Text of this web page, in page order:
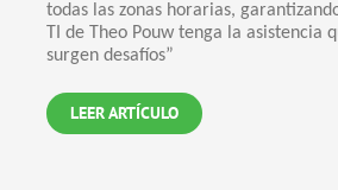
todas las zonas horarias,
TI de Theo Pouw tenga la asistencia
surgen desafíos”
LEER ARTÍCULO